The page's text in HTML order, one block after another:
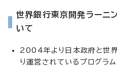
世界銀行東京開発ラーニ
いて
2004年より日本政府と世界
り運営されているプログラム